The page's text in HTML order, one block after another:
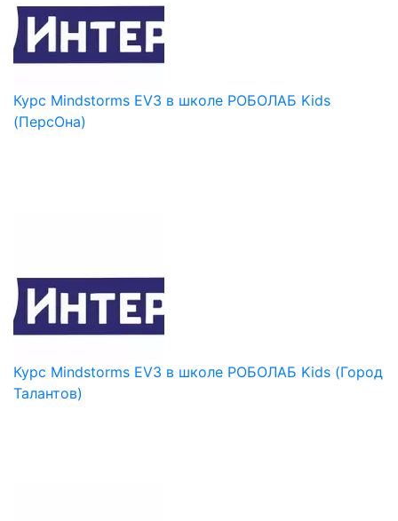
Курс Mindstorms EV3 в школе РОБОЛАБ Kids
(ПерсОна)
Курс Mindstorms EV3 в школе РОБОЛАБ Kids (Город
Талантов)